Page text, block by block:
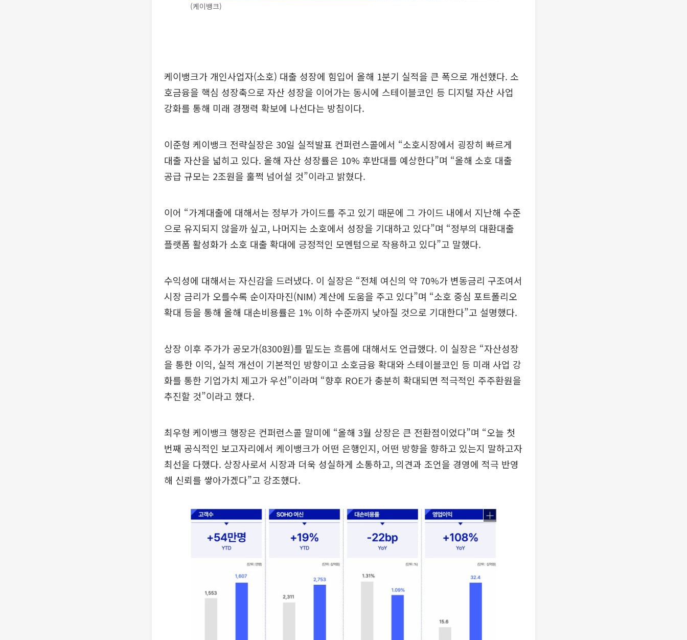
(케이뱅크)
케이뱅크가 개인사업자(소호) 대출 성장에 힘입어 올해 1분기 실적을 큰 폭으로 개선했다. 소
호금융을 핵심 성장축으로 자산 성장을 이어가는 동시에 스테이블코인 등 디지털 자산 사업
강화를 통해 미래 경쟁력 확보에 나선다는 방침이다.
이준형 케이뱅크 전략실장은 30일 실적발표 컨퍼런스콜에서 “소호시장에서 굉장히 빠르게
대출 자산을 넓히고 있다. 올해 자산 성장률은 10% 후반대를 예상한다”며 “올해 소호 대출
공급 규모는 2조원을 훌쩍 넘어설 것”이라고 밝혔다.
이어 “가계대출에 대해서는 정부가 가이드를 주고 있기 때문에 그 가이드 내에서 지난해 수준
으로 유지되지 않을까 싶고, 나머지는 소호에서 성장을 기대하고 있다”며 “정부의 대환대출
플랫폼 활성화가 소호 대출 확대에 긍정적인 모멘텀으로 작용하고 있다”고 말했다.
수익성에 대해서는 자신감을 드러냈다. 이 실장은 “전체 여신의 약 70%가 변동금리 구조여서
시장 금리가 오를수록 순이자마진(NIM) 계산에 도움을 주고 있다”며 “소호 중심 포트폴리오
확대 등을 통해 올해 대손비용률은 1% 이하 수준까지 낮아질 것으로 기대한다”고 설명했다.
상장 이후 주가가 공모가(8300원)를 밑도는 흐름에 대해서도 언급했다. 이 실장은 “자산성장
을 통한 이익, 실적 개선이 기본적인 방향이고 소호금융 확대와 스테이블코인 등 미래 사업 강
화를 통한 기업가치 제고가 우선”이라며 “향후 ROE가 충분히 확대되면 적극적인 주주환원을
추진할 것”이라고 했다.
최우형 케이뱅크 행장은 컨퍼런스콜 말미에 “올해 3월 상장은 큰 전환점이었다”며 “오늘 첫
번째 공식적인 보고자리에서 케이뱅크가 어떤 은행인지, 어떤 방향을 향하고 있는지 말하고자
최선을 다했다. 상장사로서 시장과 더욱 성실하게 소통하고, 의견과 조언을 경영에 적극 반영
해 신뢰를 쌓아가겠다”고 강조했다.